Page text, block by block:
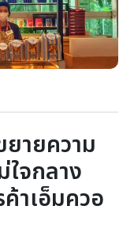
ายความ
ใจกลาง
าเอ็มควอ